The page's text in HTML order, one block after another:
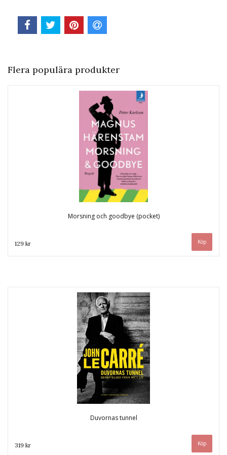
Flera populära produkter
Morsning och goodbye (pocket)
129 kr
Duvornas tunnel
319 kr